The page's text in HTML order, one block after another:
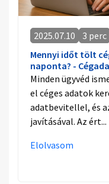
2025.07.10
3 perc
Mennyi időt tölt
naponta? -
Minden ügyvéd
el céges adatok
adatbevitellel, és
javításával. Az ért...
Elolvasom